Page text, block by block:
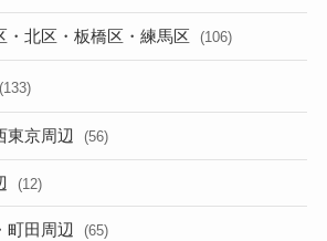
・北区・板橋区・練馬区 (106)
(133)
東京周辺 (56)
(12)
町田周辺 (65)